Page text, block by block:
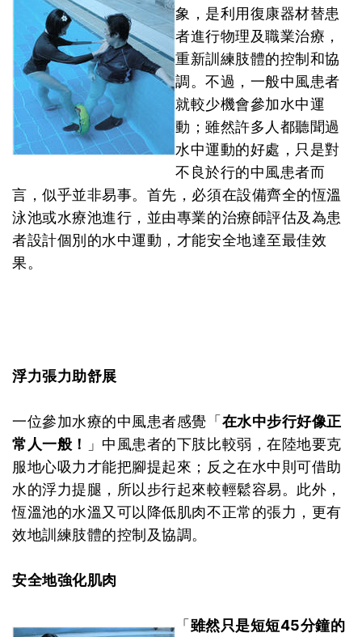
象，是利用復康器材替患
者進行物理及職業治療，
重新訓練肢體的控制和協
調。不過，一般中風患者
就較少機會參加水中運
動；雖然許多人都聽聞過
水中運動的好處，只是對
不良於行的中風患者而
言，似乎並非易事。首先，必須在設備齊全的恆溫
泳池或水療池進行，並由專業的治療師評估及為患
者設計個別的水中運動，才能安全地達至最佳效
果。
浮力張力助舒展
一位參加水療的中風患者感覺「在水中步行好像正
常人一般！
」中風患者的下肢比較弱，在陸地要克
服地心吸力才能把腳提起來；反之在水中則可借助
水的浮力提腿，所以步行起來較輕鬆容易。此外，
恆溫池的水溫又可以降低肌肉不正常的張力，更有
效地訓練肢體的控制及協調。
安全地強化肌肉
「雖然只是短短45分鐘的